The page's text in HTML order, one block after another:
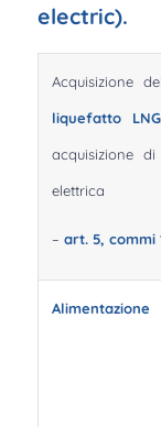
electric).
Acquisizione
liquefatto LNG
acquisizione
elettrica
– art. 5, commi
Alimentazione